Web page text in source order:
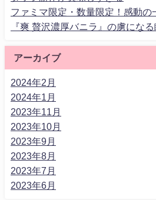
ファミマ限定・数量限定！感動の
『爽 贅沢濃厚バニラ』の虜になる
アーカイブ
2024年2月
2024年1月
2023年11月
2023年10月
2023年9月
2023年8月
2023年7月
2023年6月